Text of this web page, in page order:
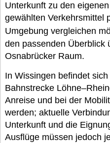
Unterkunft zu den
gewählten Verkehrsmittel
Umgebung vergleichen
den passenden Überblick
Osnabrücker Raum.
In Wissingen befindet
Bahnstrecke
Anreise und bei der
werden; aktuelle
Unterkunft und die
Ausflüge müssen jedoch